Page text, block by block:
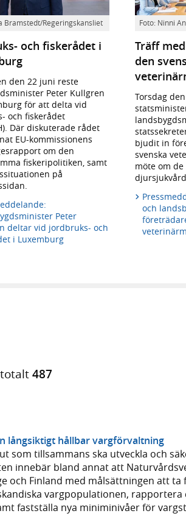
Bramstedt/Regeringskansliet
och fiskerådet i
den 22 juni reste
Peter Kullgren
för att delta vid
och fiskerådet
Där diskuterade rådet
EU-kommissionens
om den
fiskeripolitiken, samt
på
Peter
deltar vid jordbruks- och
i Luxemburg
Foto: Ninni
Träff
den
Torsdag
bjudit in
svenska
möte om
och
487
långsiktigt hållbar vargförvaltning
som tillsammans ska utveckla och
innebär bland annat att
och Finland med målsättningen att ta
vargpopulationen,
fastställa nya miniminivåer för